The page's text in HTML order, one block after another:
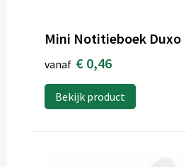
Mini Notitieboek Duxo
vanaf € 0,46
Bekijk product